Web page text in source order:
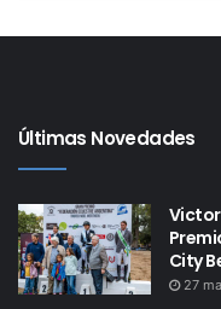
Últimas Novedades
City
27